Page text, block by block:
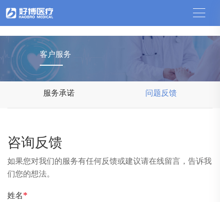
客户服务
服务承诺 问题反馈
咨询反馈
如果您对我们的服务有任何反馈或建议请在线留言，告诉我
们您的想法。
姓名*